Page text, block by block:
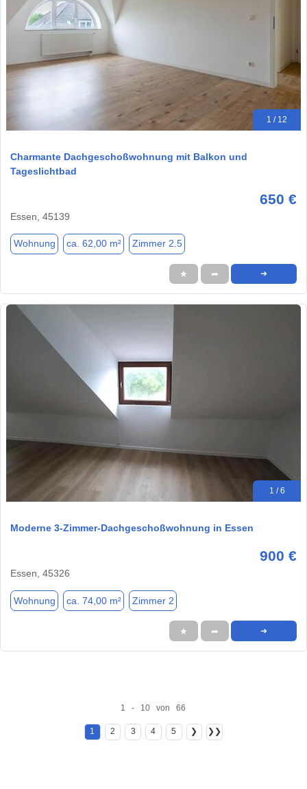
1 / 12
Charmante Dachgeschoßwohnung mit Balkon und
Tageslichtbad
650 €
Essen, 45139
Wohnung ca. 62,00 m² Zimmer 2.5
★ ➦ ➜
1 / 6
Moderne 3-Zimmer-Dachgeschoßwohnung in Essen
900 €
Essen, 45326
Wohnung ca. 74,00 m² Zimmer 2
★ ➦ ➜
1 - 10 von 66
1 2 3 4 5 ❯ ❯❯